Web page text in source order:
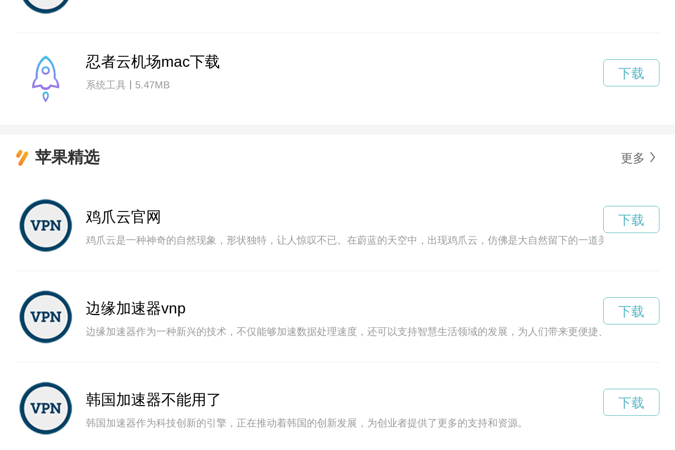
忍者云机场mac下载
系统工具 5.47MB
下载
苹果精选 更多
鸡爪云官网
鸡爪云是一种神奇的自然现象，形状独特，让人惊叹不已。在蔚蓝的天空中，出现鸡爪云，仿佛是大自然留下的一道美丽符号。
下载
边缘加速器vnp
边缘加速器作为一种新兴的技术，不仅能够加速数据处理速度，还可以支持智慧生活领域的发展，为人们带来更便捷、智能的生活体
下载
韩国加速器不能用了
韩国加速器作为科技创新的引擎，正在推动着韩国的创新发展，为创业者提供了更多的支持和资源。
下载